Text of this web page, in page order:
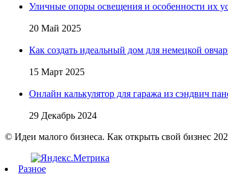
Уличные опоры освещения и особенности их
20 Май 2025
Как создать идеальный дом для немецкой
15 Март 2025
Онлайн калькулятор для гаража из сэндвич
29 Декабрь 2024
© Идеи малого бизнеса. Как открыть свой бизнес
Разное